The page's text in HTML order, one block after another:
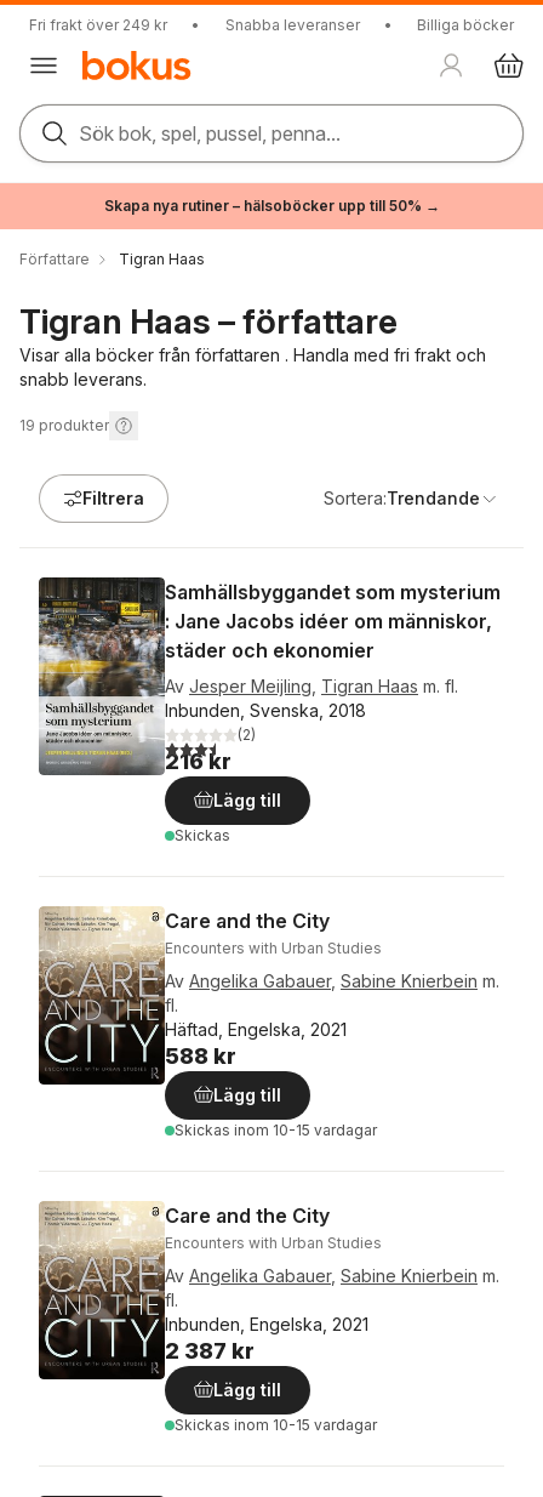
Fri frakt över 249 kr • Snabba leveranser • Billiga böcker
Sök bok, spel, pussel, penna...
Skapa nya rutiner – hälsoböcker upp till 50% →
Författare Tigran Haas
Tigran Haas – författare
Visar alla böcker från författaren . Handla med fri frakt och
snabb leverans.
19 produkter
Filtrera Sortera:Trendande
Samhällsbyggandet som mysterium
: Jane Jacobs idéer om människor,
städer och ekonomier
Av Jesper Meijling Tigran Haas m. fl.
Inbunden, Svenska, 2018
3,5utav 5 stjärnor. Totalt antal röster:
(2)
216 kr
Lägg till
Skickas
Care and the City
Encounters with Urban Studies
Av Angelika Gabauer, Sabine Knierbein m.
fl.
Häftad, Engelska, 2021
588 kr
Lägg till
Skickas inom 10-15 vardagar
Care and the City
Encounters with Urban Studies
Av Angelika Gabauer, Sabine Knierbein m.
fl.
Inbunden, Engelska, 2021
2 387 kr
Lägg till
Skickas inom 10-15 vardagar